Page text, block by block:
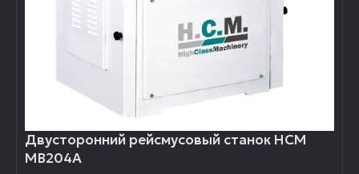
Двусторонний рейсмусовый станок HCM
MВ204A